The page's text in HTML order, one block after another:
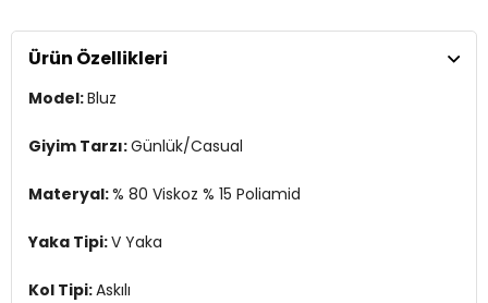
Boy:Standart
Kalıp Bilgisi:Regular Fit
Yaş Grubu: Yetişkin
2DY15370325.69
Ürün Özellikleri
Model:Bluz
Giyim Tarzı:Günlük/Casual
Materyal:% 80 Viskoz % 15 Poliamid
Yaka Tipi:V Yaka
Kol Tipi:Askılı